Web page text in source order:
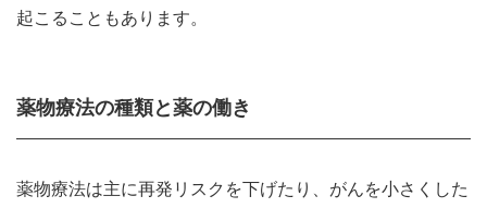
起こることもあります。
薬物療法の種類と薬の働き
薬物療法は主に再発リスクを下げたり、がんを小さくした